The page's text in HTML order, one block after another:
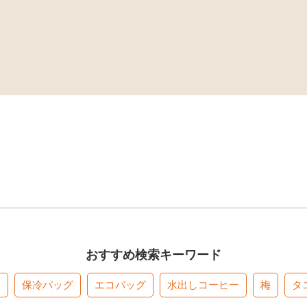
おすすめ検索キーワード
保冷バッグ エコバッグ 水出しコーヒー 梅 タ